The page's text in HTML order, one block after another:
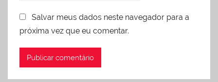
Salvar meus dados neste navegador para a
próxima vez que eu comentar.